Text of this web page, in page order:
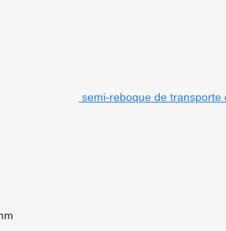
semi-reboque de transporte